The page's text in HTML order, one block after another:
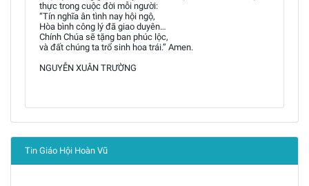
thực trong cuộc đời mỗi người:
“Tín nghĩa ân tình nay hội ngộ,
Hòa bình công lý đã giao duyên…
Chính Chúa sẽ tặng ban phúc lộc,
và đất chúng ta trổ sinh hoa trái.” Amen.
NGUYỄN XUÂN TRƯỜNG
Tin Giáo Hội Hoàn Vũ